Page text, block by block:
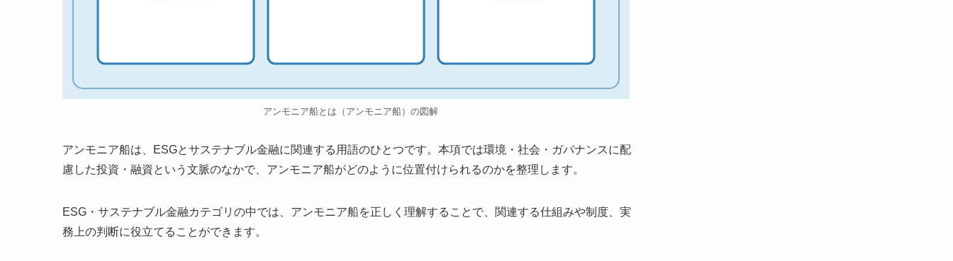
アンモニア船とは（アンモニア船）の図解
アンモニア船は、ESGとサステナブル金融に関連する用語のひとつです。本項では環境・社会・ガバナンスに配
慮した投資・融資という文脈のなかで、アンモニア船がどのように位置付けられるのかを整理します。
ESG・サステナブル金融カテゴリの中では、アンモニア船を正しく理解することで、関連する仕組みや制度、実
務上の判断に役立てることができます。